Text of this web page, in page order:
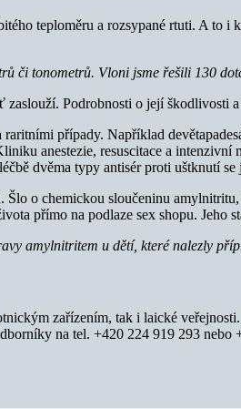
teploměru a rozsypané rtuti. A to
či tonometrů. Vloni jsme řešili 130
Podrobnosti o její škodlivosti
případy. Například
anestezie, resuscitace a
dvěma typy antisér proti uštknutí se
o chemickou sloučeninu
přímo na podlaze sex shopu. Jeho
amylnitritem u dětí, které nalezly
zařízením, tak i laické
na tel. +420 224 919 293 nebo